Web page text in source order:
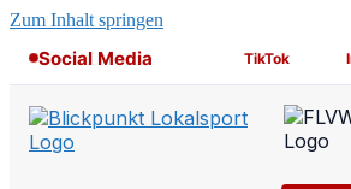
Zum Inhalt springen
Social Media TikTok